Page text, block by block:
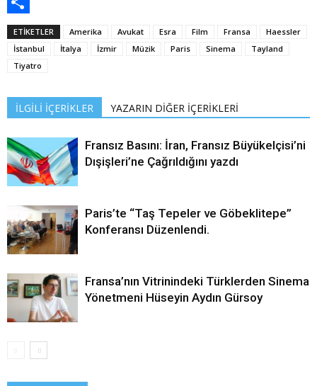
Share
ETİKETLER Amerika Avukat Esra Film Fransa
Haessler
İstanbul
İtalya İzmir Müzik Paris Sinema
Tayland
Tiyatro
İLGİLİ İÇERİKLER YAZARIN DİĞER İÇERİKLERİ
Fransız Basını: İran, Fransız Büyükelçisi’ni
Dışişleri’ne Çağrıldığını yazdı
Paris’te “Taş Tepeler ve Göbeklitepe”
Konferansı Düzenlendi.
Fransa’nın Vitrinindeki Türklerden Sinema
Yönetmeni Hüseyin Aydın Gürsoy